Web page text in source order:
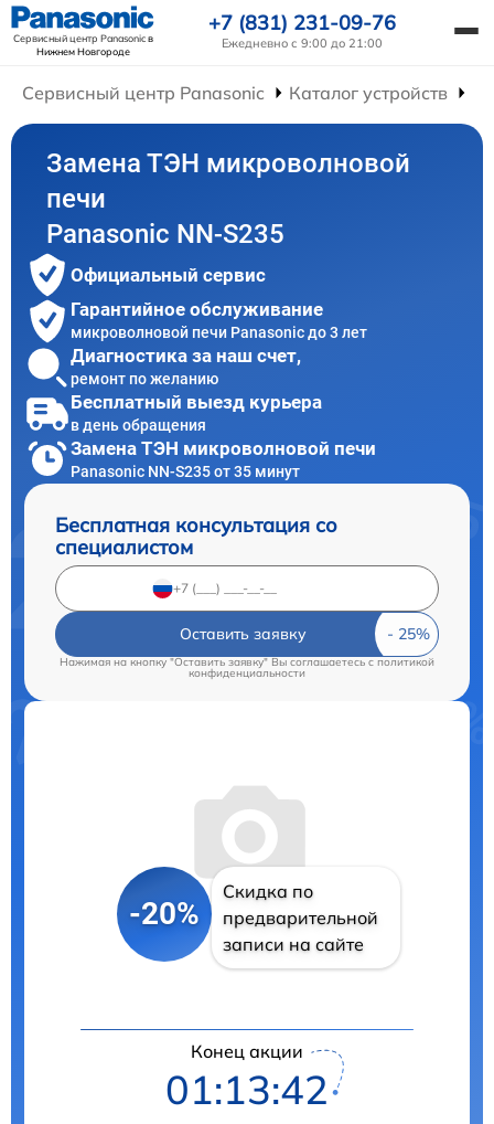
Сервисный центр Panasonicв
Нижнем Новгороде
+7 (831) 231-09-76
Ежедневно с 9:00 до 21:00
Сервисный центр Panasonic Каталог устройств
Замена ТЭН микроволновой
печи
Panasonic NN-S235
Официальный сервис
Гарантийное обслуживание
микроволновой печи Panasonic до 3 лет
Диагностика за наш счет,
ремонт по желанию
Бесплатный выезд курьера
в день обращения
Замена ТЭН микроволновой печи
Panasonic NN-S235 от 35 минут
Бесплатная консультация со
специалистом
Оставить заявку
Нажимая на кнопку "Оставить заявку" Вы соглашаетесь cполитикой
конфиденциальности
-20%
Скидка по
предварительной
записи на сайте
Конец акции
01:13:41